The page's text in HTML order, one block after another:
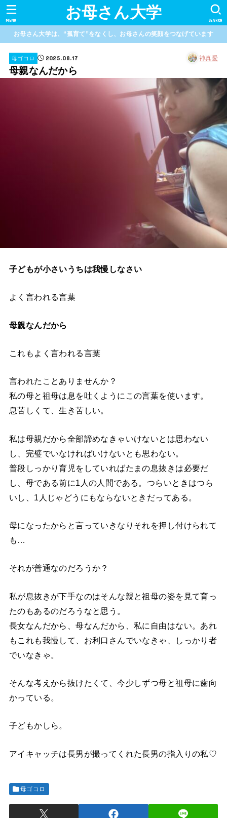
お母さん大学 SEARCH
MENU
お母さん大学は、“孤育て”をなくし、お母さんの笑顔をつなげています
母ゴコロ 2025.08.17 神真愛
母親なんだから
子どもが小さいうちは我慢しなさい
よく言われる言葉
母親なんだから
これもよく言われる言葉
言われたことありませんか？
私の母と祖母は息を吐くようにこの言葉を使います。
息苦しくて、生き苦しい。
私は母親だから全部諦めなきゃいけないとは思わない
し、完璧でいなければいけないとも思わない。
普段しっかり育児をしていればたまの息抜きは必要だ
し、母である前に1人の人間である。つらいときはつら
いし、1人じゃどうにもならないときだってある。
母になったからと言っていきなりそれを押し付けられて
も…
それが普通なのだろうか？
私が息抜きが下手なのはそんな親と祖母の姿を見て育っ
たのもあるのだろうなと思う。
長女なんだから、母なんだから、私に自由はない。あれ
もこれも我慢して、お利口さんでいなきゃ、しっかり者
でいなきゃ。
そんな考えから抜けたくて、今少しずつ母と祖母に歯向
かっている。
子どもかしら。
アイキャッチは長男が撮ってくれた長男の指入りの私♡
母ゴコロ